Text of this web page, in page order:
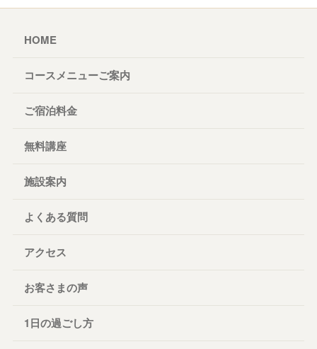
HOME
コースメニューご案内
ご宿泊料金
無料講座
施設案内
よくある質問
アクセス
お客さまの声
1日の過ごし方